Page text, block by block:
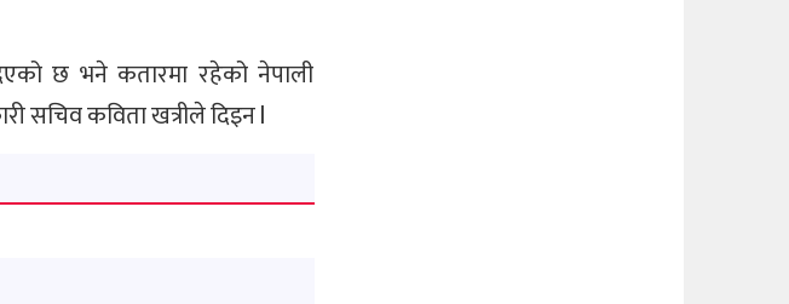
छ भने कतारमा रहेको नेपाली
सचिव कविता खत्रीले दिइन l